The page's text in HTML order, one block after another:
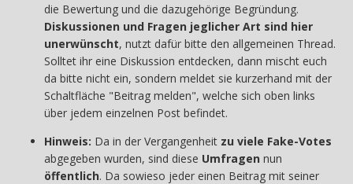
die Bewertung und die dazugehörige Begründung.
Diskussionen und Fragen jeglicher Art sind hier
unerwünscht, nutzt dafür bitte den allgemeinen Thread.
Solltet ihr eine Diskussion entdecken, dann mischt euch
da bitte nicht ein, sondern meldet sie kurzerhand mit der
Schaltfläche "Beitrag melden", welche sich oben links
über jedem einzelnen Post befindet.
Hinweis: Da in der Vergangenheit zu viele Fake-Votes
abgegeben wurden, sind diese Umfragen nun
öffentlich. Da sowieso jeder einen Beitrag mit seiner